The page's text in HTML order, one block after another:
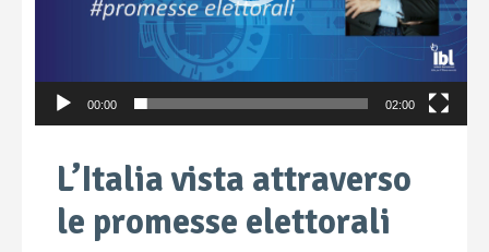
00:00 02:00
L’Italia vista attraverso
le promesse elettorali